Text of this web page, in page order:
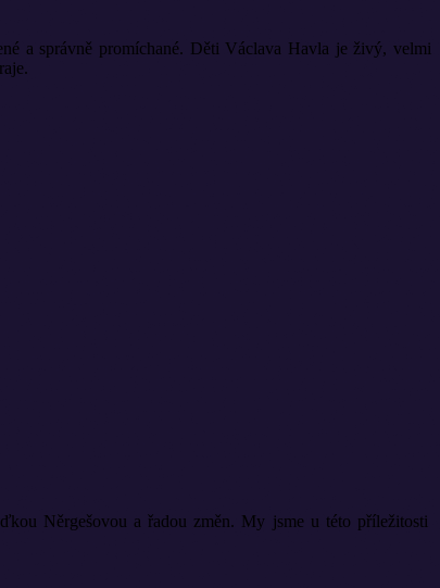
a správně promíchané. Děti Václava Havla je živý, velmi
Něrgešovou a řadou změn. My jsme u této příležitosti